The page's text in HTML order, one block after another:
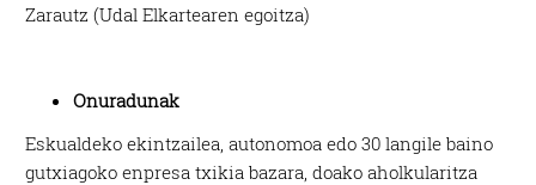
Zarautz (Udal Elkartearen egoitza)
Onuradunak
Eskualdeko ekintzailea, autonomoa edo 30 langile baino
gutxiagoko enpresa txikia bazara, doako aholkularitza